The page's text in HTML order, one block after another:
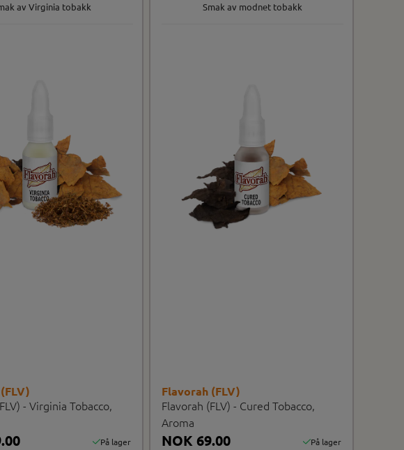
- Virginia Tobacco,
På lager
av Virginia tobakk
Flavorah (FLV)
Flavorah (FLV) - Cured Tobacco,
Aroma
NOK 69.00
På lager
Smak av modnet tobakk